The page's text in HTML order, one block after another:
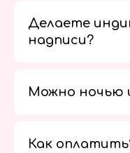
Делаете
надписи?
Можно ночью
Как